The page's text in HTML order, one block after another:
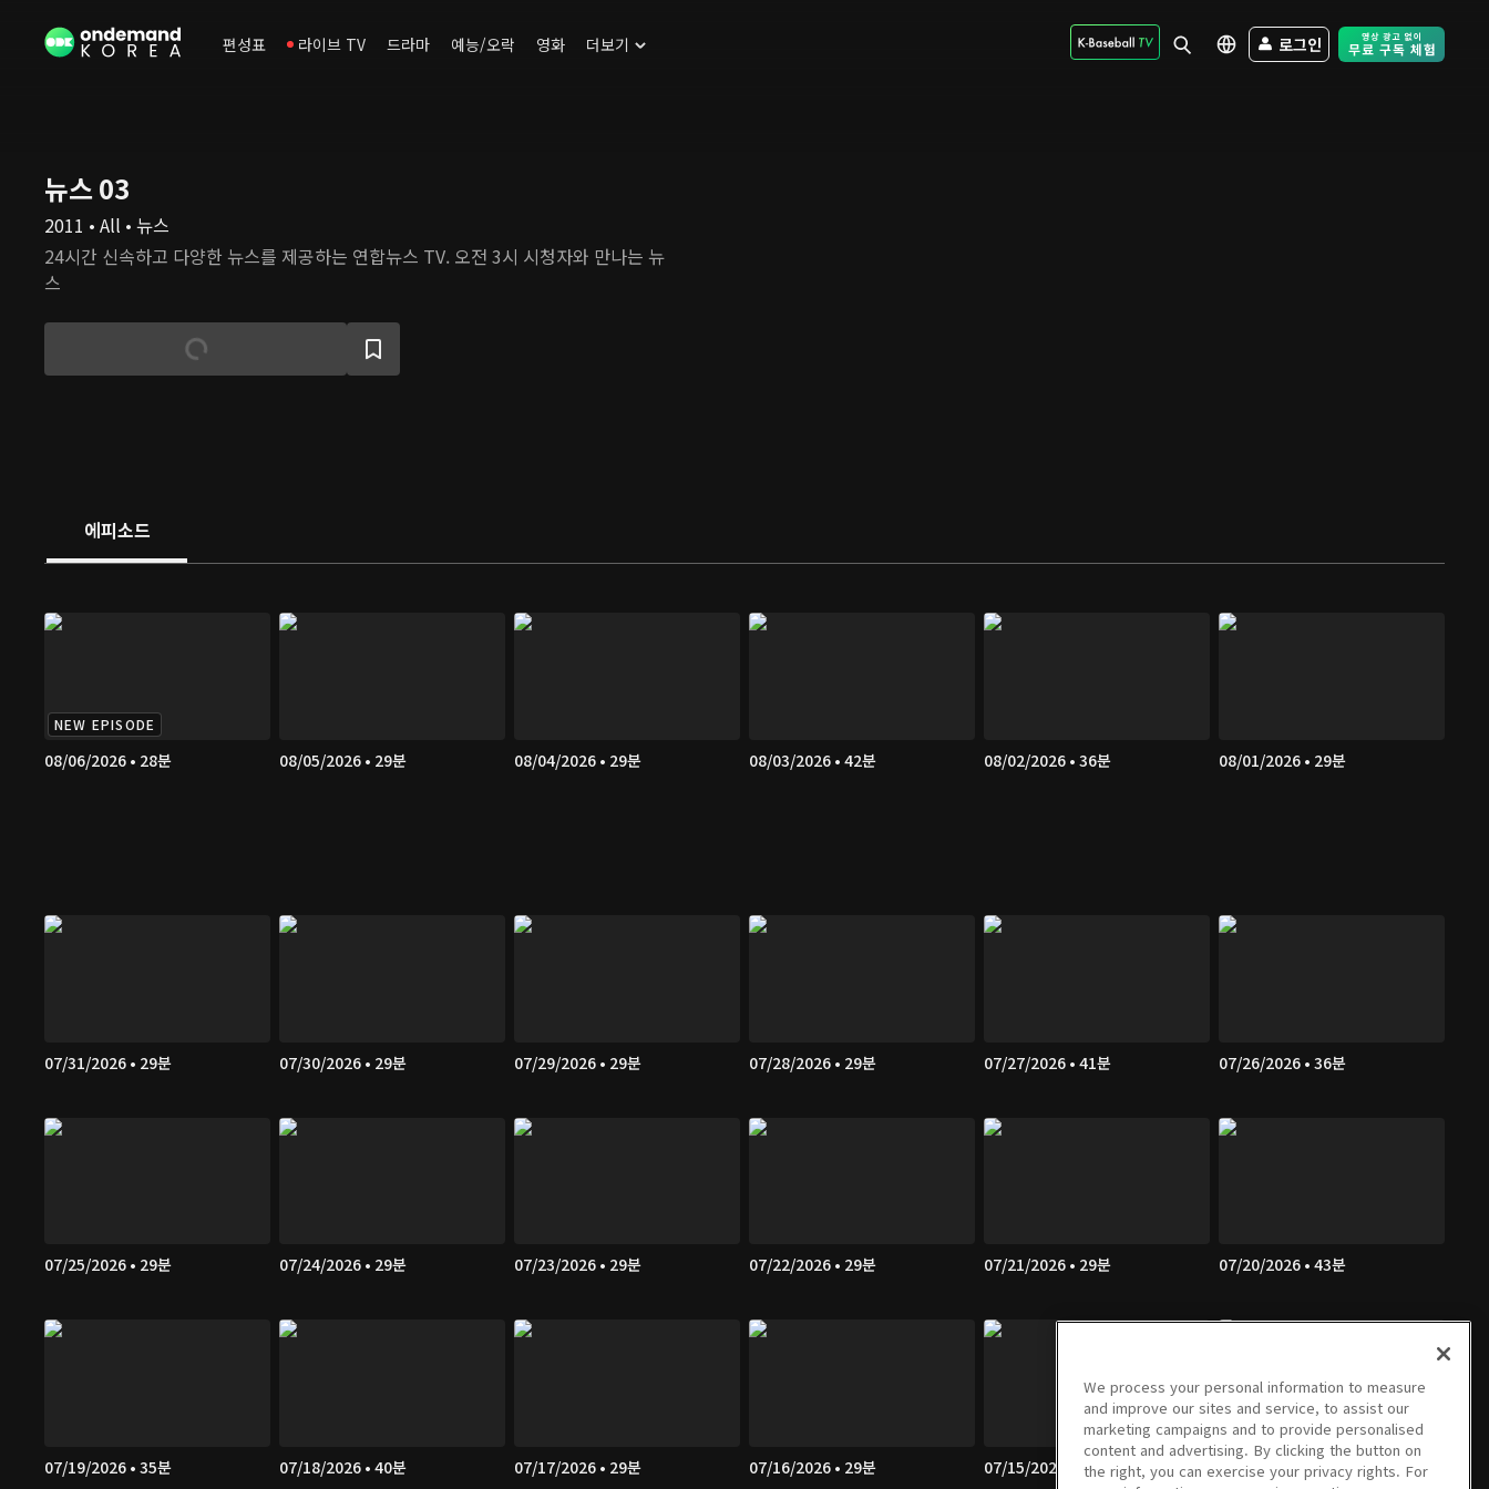
편성표 라이브 TV 드라마 예능/오락 영화 더보기 로그인 Free Trial -
뉴스 03
2011 • All • 뉴스
24시간 신속하고 다양한 뉴스를 제공하는 연합뉴스 TV. 오전 3시 시청자와 만나는 뉴
스
에피소드
NEW EPISODE
08/06/2026 • 28분 08/05/2026 • 29분 08/04/2026 • 29분 08/03/2026 • 42분 08/02/2026 • 36분 08/01/2026 • 29분
07/31/2026 • 29분 07/30/2026 • 29분 07/29/2026 • 29분 07/28/2026 • 29분 07/27/2026 • 41분 07/26/2026 • 36분
07/25/2026 • 29분 07/24/2026 • 29분 07/23/2026 • 29분 07/22/2026 • 29분 07/21/2026 • 29분 07/20/2026 • 43분
07/19/2026 • 35분 07/18/2026 • 40분 07/17/2026 • 29분 07/16/2026 • 29분 07/15/2026 • 29분 07/14/2026 • 29분
We process your personal information to measure
and improve our sites and service, to assist our
marketing campaigns and to provide personalised
content and advertising. By clicking the button on
the right, you can exercise your privacy rights. For